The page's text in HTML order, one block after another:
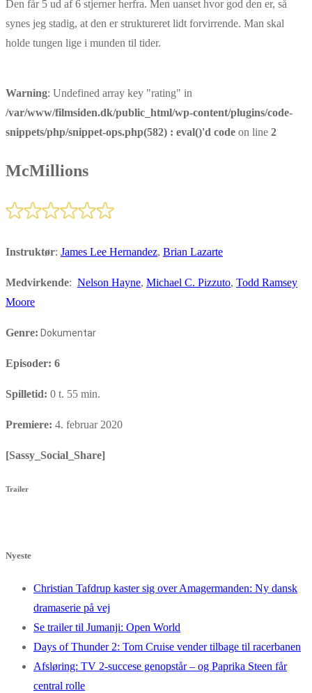
Den får 5 ud af 6 stjerner herfra. Men uanset hvor god den er, så
synes jeg stadig, at den er struktureret lidt forvirrende. Man skal
holde tungen lige i munden til tider.
Warning: Undefined array key "rating" in
/var/www/filmsiden.dk/public_html/wp-content/plugins/code-
snippets/php/snippet-ops.php(582) : eval()'d code on line 2
McMillions
Instruktør: James Lee Hernandez, Brian Lazarte
Medvirkende: Nelson Hayne, Michael C. Pizzuto, Todd Ramsey
Moore
Genre: Dokumentar
Episoder: 6
Spilletid: 0 t. 55 min.
Premiere: 4. februar 2020
[Sassy_Social_Share]
Trailer
Nyeste
Christian Tafdrup kaster sig over Amagermanden: Ny dansk
dramaserie på vej
Se trailer til Jumanji: Open World
Days of Thunder 2: Tom Cruise vender tilbage til racerbanen
Afsløring: TV 2-succese genopstår – og Paprika Steen får
central rolle